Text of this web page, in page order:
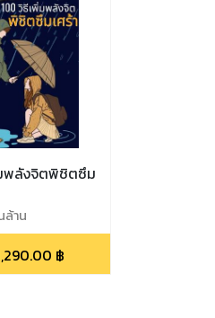
พลังจิตพิชิตซึม
าน
฿